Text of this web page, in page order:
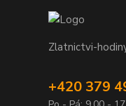
Zlatnictvi-
+420 379